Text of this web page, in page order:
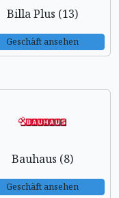
Billa Plus (13)
Geschäft ansehen
Bauhaus (8)
Geschäft ansehen